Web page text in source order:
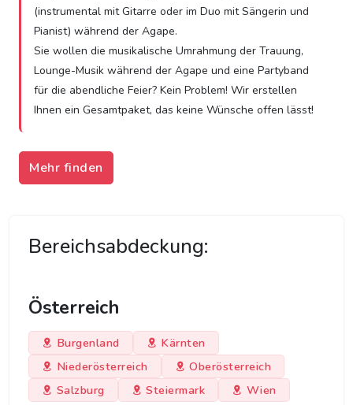
(instrumental mit Gitarre oder im Duo mit Sängerin und
Pianist) während der Agape.
Sie wollen die musikalische Umrahmung der Trauung,
Lounge-Musik während der Agape und eine Partyband
für die abendliche Feier? Kein Problem! Wir erstellen
Ihnen ein Gesamtpaket, das keine Wünsche offen lässt!
Mehr finden
Bereichsabdeckung:
Österreich
Burgenland
Kärnten
Niederösterreich
Oberösterreich
Salzburg
Steiermark Wien